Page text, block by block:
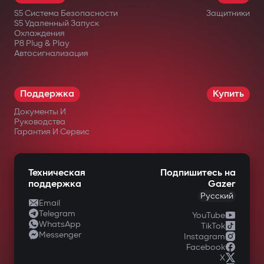
Дополнительный подкапотный модуль
блокирует запуск двигателя даже при
повреждении центрального блока.
дистанционный автозапуск
Запуск двигателя через приложение
Gazer Car с поддержкой сценариев:
прогрев/охлаждение салона, турбо-
таймер, поддержка заряда
аккумулятора. Двигатель автоматически
глушится после достижения заданных
параметров.
Полный контроль через Gazer Car
S5 Система Безопасности
S5 Удаленный Запуск
Охлаждения
P8 Plug & Play
Автосигнализация
Защитники
Поддержка
Документы И
Руководства
Гарантия И Сервис
Купить
Техническая
поддержка
Email
Telegram
WhatsApp
Messenger
Подпишитесь на
Gazer
Русский
YouTube
TikTok
Instagram
Facebook
X